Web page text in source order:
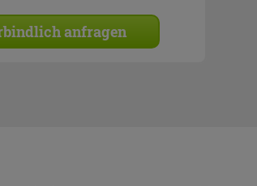
anfragen